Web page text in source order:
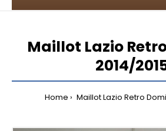
Maillot Lazio
2014/
Home Maillot Lazio Retro